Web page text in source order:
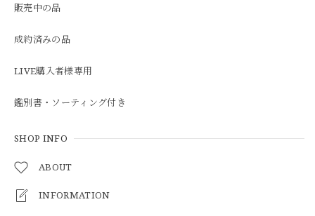
販売中の品
成約済みの品
LIVE購入者様専用
鑑別書・ソーティング付き
SHOP INFO
ABOUT
INFORMATION